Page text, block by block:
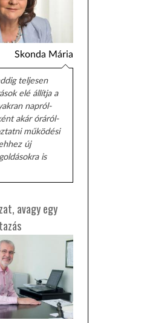
Skonda Mária
teljesen
elé állítja a
napról-
akár óráról-
működési
új
is
avagy egy